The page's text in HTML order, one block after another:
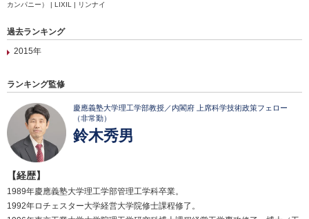
カンパニー） | LIXIL | リンナイ
過去ランキング
2015年
ランキング監修
慶應義塾大学理工学部教授／内閣府 上席科学技術政策フェロー
（非常勤）
鈴木秀男
【経歴】
1989年慶應義塾大学理工学部管理工学科卒業。
1992年ロチェスター大学経営大学院修士課程修了。